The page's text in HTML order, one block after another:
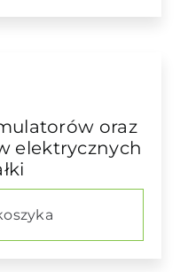
oraz
elektrycznych